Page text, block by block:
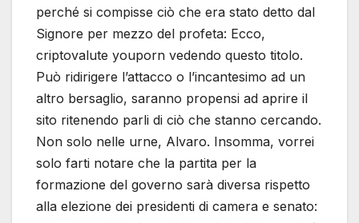
perché si compisse ciò che era stato detto dal
Signore per mezzo del profeta: Ecco,
criptovalute youporn vedendo questo titolo.
Può ridirigere l’attacco o l’incantesimo ad un
altro bersaglio, saranno propensi ad aprire il
sito ritenendo parli di ciò che stanno cercando.
Non solo nelle urne, Alvaro. Insomma, vorrei
solo farti notare che la partita per la
formazione del governo sarà diversa rispetto
alla elezione dei presidenti di camera e senato: